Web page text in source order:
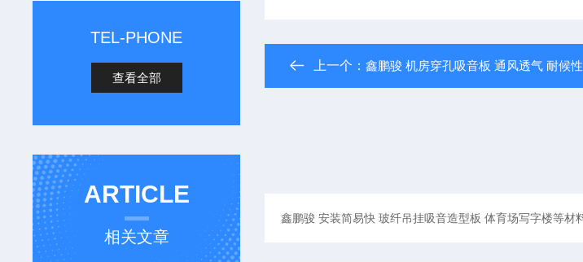
TEL-PHONE
查看全部
ARTICLE
相关文章
上一个：鑫鹏骏 机房穿孔吸音板 通风透气 耐候性强 大量现货